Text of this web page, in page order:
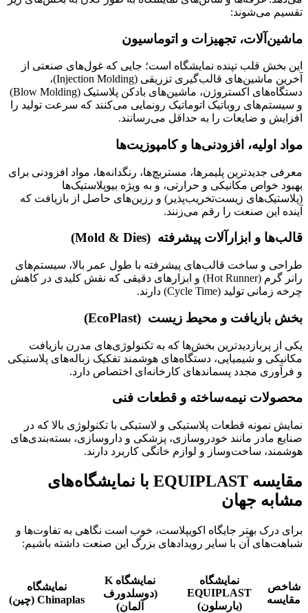
تقسیم می‌شوند:
ماشین‌آلات، تجهیزات و اتوماسیون
این بخش قلب تپنده نمایشگاه است؛ جایی که غول‌های صنعتی از
آخرین ماشین‌های قالب‌گیری تزریقی (Injection Molding)،
دستگاه‌های اکستروژن، ماشین‌های بادکن پلاستیک (Blow Molding)
و سیستم‌های روباتیک اتوماتیک رونمایی می‌کنند که سرعت تولید را
افزایش و ضایعات را به حداقل می‌رسانند.
مواد اولیه، افزودنی‌ها و کامپوزیت‌ها
معرفی جدیدترین پلیمرها، مستربچ‌ها، رنگدانه‌ها، مواد افزودنی برای
بهبود خواص مکانیکی و حرارتی، و به ویژه بیوپلاستیک‌ها
(پلاستیک‌های زیست‌تخریب‌پذیر) و رزین‌های حاصل از بازیافت که
آینده این صنعت را رقم می‌زنند.
قالب‌ها و ابزارآلات پیشرفته (Mold & Dies)
طراحی و ساخت قالب‌های پیشرفته با طول عمر بالا، سیستم‌های
رانر گرم (Hot Runner) و ابزارهای دقیقی که نقش کلیدی در کاهش
چرخه زمانی تولید (Cycle Time) دارند.
بخش بازیافت و محیط زیست (EcoPlast)
یکی از پربازدیدترین بخش‌ها که به تکنولوژی‌های مدرن بازیافت
مکانیکی و شیمیایی، دستگاه‌های هوشمند تفکیک زباله‌های پلاستیکی
و فرآوری مجدد پسماندهای کارخانه‌ای اختصاص دارد.
محصولات نیمه‌ساخته و قطعات فنی
نمایش نمونه قطعات پلاستیکی و لاستیکی با تکنولوژی بالا که در
صنایع مادر مانند خودروسازی، پزشکی و داروسازی، بسته‌بندی‌های
هوشمند، ساخت‌وساز و لوازم خانگی کاربرد دارند.
مقایسه EQUIPLAST با نمایشگاه‌های
مشابه جهان
برای درک بهتر جایگاه اکویپلاست، خوب است نگاهی به تفاوت‌ها و
شباهت‌های آن با سایر رویدادهای بزرگ این صنعت داشته باشیم:
شاخص
مقایسه
نمایشگاه
EQUIPLAST
(بارسلون)
نمایشگاه K
(دوسلدورف
آلمان)
نمایشگاه
Chinaplas (چین)